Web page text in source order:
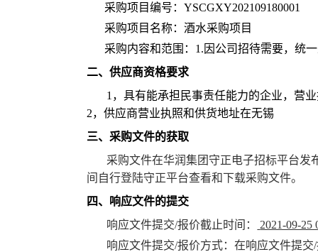
采购项目编号：YSCGXY202109180001
采购项目名称：酒水采购项目
采购内容和范围：1.因公司招待需要，统
二、供应商资格要求
1，具有能承担民事责任能力的企业，营
2，供应商营业执照和供货地址在无锡
三、采购文件的获取
采购文件在华润集团守正电子招标平台发
间自行登陆守正平台查看和下载采购文件。
四、响应文件的提交
响应文件提交/报价截止时间：
2021-09-25
响应文件提交/报价方式：在响应文件提交/